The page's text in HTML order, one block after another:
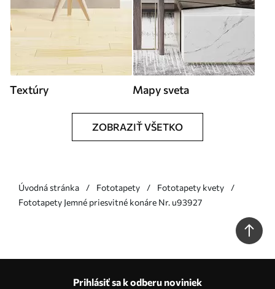
Textúry Mapy sveta
ZOBRAZIŤ VŠETKO
Úvodná stránka Fototapety
Fototapety kvety
Fototapety Jemné priesvitné konáre Nr. u93927
Prihlásiť sa k odberu noviniek